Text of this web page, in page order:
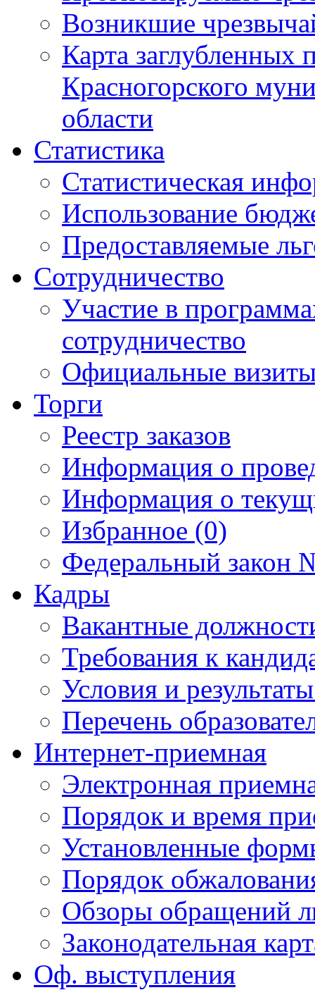
Возникшие
Карта
Красногорского
области
Статистика
Статистическая
Использование
Предоставляемые
Сотрудничество
Участие в
сотрудничество
Официальные
Торги
Реестр заказов
Информация о
Информация о
Избранное (0)
Федеральный закон
Кадры
Вакантные
Требования к
Условия и
Перечень
Интернет-приемная
Электронная
Порядок и время
Установленные
Порядок
Обзоры обращений
Законодательная
Оф. выступления